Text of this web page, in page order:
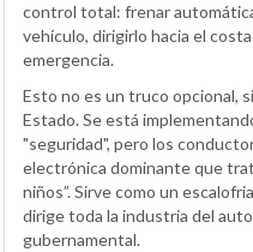
control total: frenar
vehículo, dirigirlo hacia el
emergencia.
Esto no es un truco opcional,
Estado. Se está
"seguridad", pero los
electrónica dominante que
niños”. Sirve como un
dirige toda la industria del
gubernamental.